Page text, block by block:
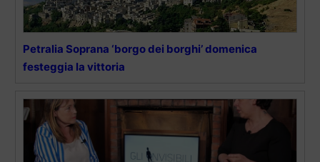
Petralia Soprana ‘borgo dei borghi’ domenica
festeggia la vittoria